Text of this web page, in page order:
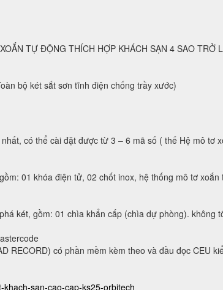
TỰ ĐỘNG THÍCH HỢP KHÁCH SẠN 4 SAO TRỞ
bộ két sắt sơn tĩnh điện chống trầy xước)
có thể cài đặt được từ 3 – 6 mã số ( thế Hệ mô tơ
01 khóa điện tử, 02 chốt inox, hệ thống mô tơ xoắn
két, gồm: 01 chìa khẩn cấp (chìa dự phòng). không
RECORD) có phần mềm kèm theo và đầu đọc CEU
san-cao-cap-ks25-orbitech